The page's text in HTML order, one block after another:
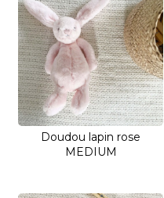
Doudou lapin rose
MEDIUM